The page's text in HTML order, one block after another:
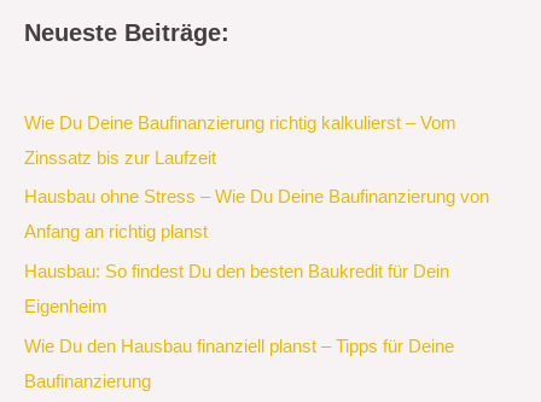
Neueste Beiträge:
Wie Du Deine Baufinanzierung richtig kalkulierst – Vom
Zinssatz bis zur Laufzeit
Hausbau ohne Stress – Wie Du Deine Baufinanzierung von
Anfang an richtig planst
Hausbau: So findest Du den besten Baukredit für Dein
Eigenheim
Wie Du den Hausbau finanziell planst – Tipps für Deine
Baufinanzierung